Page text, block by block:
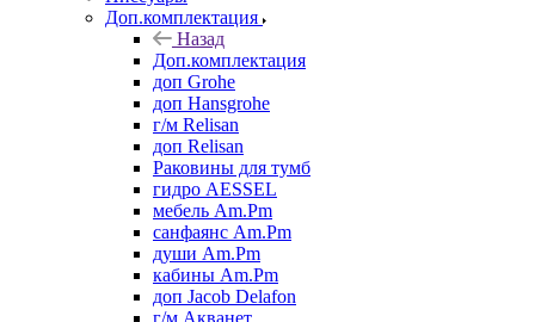
Доп.комплектация
Назад
Доп.комплектация
доп Grohe
доп Hansgrohe
г/м Relisan
доп Relisan
Раковины для тумб
гидро AESSEL
мебель Am.Pm
санфаянс Am.Pm
души Am.Pm
кабины Am.Pm
доп Jacob Delafon
г/м Акванет